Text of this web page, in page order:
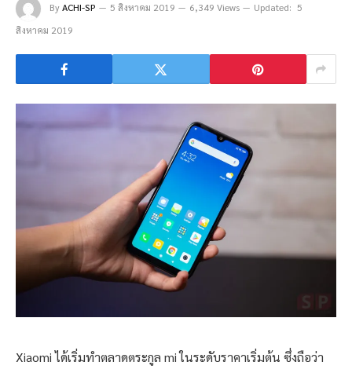
ByACHI-SP 5 สิงหาคม 2019 6,349 Views Updated: 5
สิงหาคม 2019
Xiaomi ได้เริ่มทำตลาดตระกูล mi ในระดับราคาเริ่มต้น ซึ่งถือว่า